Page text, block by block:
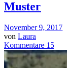
Muster
November 9, 2017
von Laura
Kommentare 15